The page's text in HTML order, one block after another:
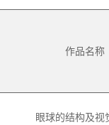
作品名称
眼球的结构及视